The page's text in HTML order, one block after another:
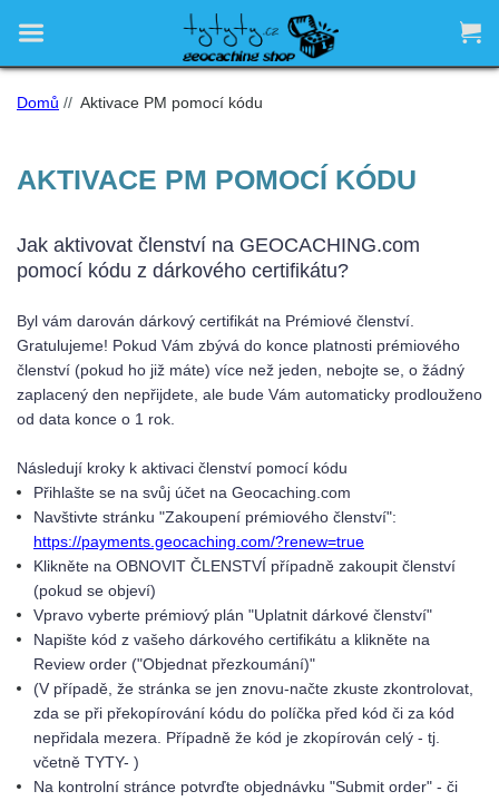
 
Domů // Aktivace PM pomocí kódu
AKTIVACE PM POMOCÍ KÓDU
Jak aktivovat členství na GEOCACHING.com
pomocí kódu z dárkového certifikátu?
Byl vám darován dárkový certifikát na Prémiové členství.
Gratulujeme! Pokud Vám zbývá do konce platnosti prémiového
členství (pokud ho již máte) více než jeden, nebojte se, o žádný
zaplacený den nepřijdete, ale bude Vám automaticky prodlouženo
od data konce o 1 rok.
Následují kroky k aktivaci členství pomocí kódu
Přihlašte se na svůj účet na Geocaching.com
Navštivte stránku "Zakoupení prémiového členství":
https://payments.geocaching.com/?renew=true
Klikněte na OBNOVIT ČLENSTVÍ případně zakoupit členství
(pokud se objeví)
Vpravo vyberte prémiový plán "Uplatnit dárkové členství"
Napište kód z vašeho dárkového certifikátu a klikněte na
Review order ("Objednat přezkoumání)"
(V případě, že stránka se jen znovu-načte zkuste zkontrolovat,
zda se při překopírování kódu do políčka před kód či za kód
nepřidala mezera. Případně že kód je zkopírován celý - tj.
včetně TYTY- )
Na kontrolní stránce potvrďte objednávku "Submit order" - či